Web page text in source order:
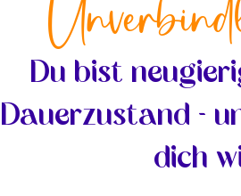
Du bist
Dauerzustand -
dich